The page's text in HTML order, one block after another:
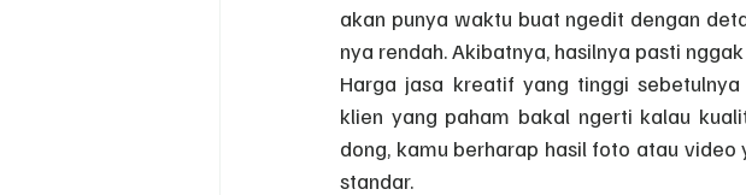
akan punya waktu buat ngedit dengan
nya rendah. Akibatnya, hasilnya pasti
Harga jasa kreatif yang tinggi
klien yang paham bakal ngerti kalau
dong, kamu berharap hasil foto atau
standar.